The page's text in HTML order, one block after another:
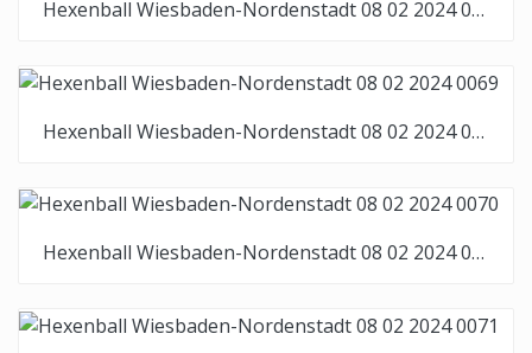
Hexenball Wiesbaden-Nordenstadt 08 02 2024 0068
Hexenball Wiesbaden-Nordenstadt 08 02 2024 0069
Hexenball Wiesbaden-Nordenstadt 08 02 2024 0070